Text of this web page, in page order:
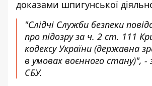
доказами шпигунської
"Слідчі Служби безпеки
про підозру за ч. 2 ст. 111
кодексу України (державна
в умовах воєнного стану)", -
СБУ.